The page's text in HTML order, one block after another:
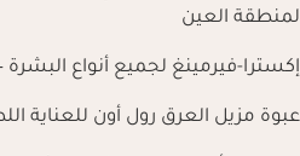
لمنطقة العين
إكسترا-فيرمينغ لجميع أنواع
عبوة مزيل العرق رول أون للعناية